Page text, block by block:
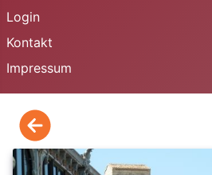
Login
Kontakt
Impressum